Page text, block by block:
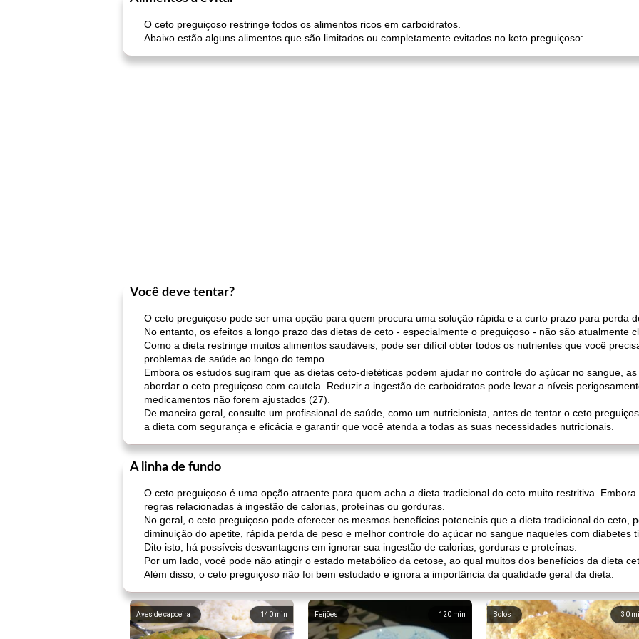
O ceto preguiçoso restringe todos os alimentos ricos em carboidratos.
Abaixo estão alguns alimentos que são limitados ou completamente evitados no keto preguiçoso:
Você deve tentar?
O ceto preguiçoso pode ser uma opção para quem procura uma solução rápida e a curto prazo para perda
No entanto, os efeitos a longo prazo das dietas de ceto - especialmente o preguiçoso - não são atualmente
Como a dieta restringe muitos alimentos saudáveis, pode ser difícil obter todos os nutrientes que você
problemas de saúde ao longo do tempo.
Embora os estudos sugiram que as dietas ceto-dietéticas podem ajudar no controle do açúcar no sangue,
abordar o ceto preguiçoso com cautela. Reduzir a ingestão de carboidratos pode levar a níveis
medicamentos não forem ajustados (27).
De maneira geral, consulte um profissional de saúde, como um nutricionista, antes de tentar o ceto
a dieta com segurança e eficácia e garantir que você atenda a todas as suas necessidades nutricionais.
A linha de fundo
O ceto preguiçoso é uma opção atraente para quem acha a dieta tradicional do ceto muito restritiva.
regras relacionadas à ingestão de calorias, proteínas ou gorduras.
No geral, o ceto preguiçoso pode oferecer os mesmos benefícios potenciais que a dieta tradicional do ceto,
diminuição do apetite, rápida perda de peso e melhor controle do açúcar no sangue naqueles com diabetes
Dito isto, há possíveis desvantagens em ignorar sua ingestão de calorias, gorduras e proteínas.
Por um lado, você pode não atingir o estado metabólico da cetose, ao qual muitos dos benefícios da dieta
Além disso, o ceto preguiçoso não foi bem estudado e ignora a importância da qualidade geral da dieta.
140 min
Aves de capoeira 120 min
Feijões 30
Bolos